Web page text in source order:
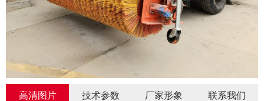
高清图片 技术参数 厂家形象 联系我们